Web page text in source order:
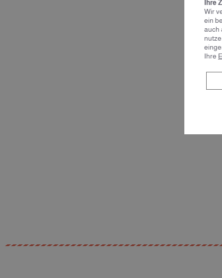
Ihre
Wir
ein
auch
Ihre